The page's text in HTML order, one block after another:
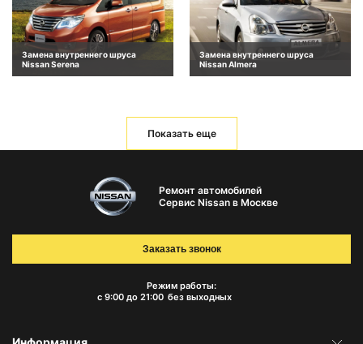
Замена внутреннего шруса
Nissan Serena
Замена внутреннего шруса
Nissan Almera
Показать еще
Ремонт автомобилей
Сервис Nissan в Москве
Режим работы:
с 9:00 до 21:00 без выходных
Заказать звонок